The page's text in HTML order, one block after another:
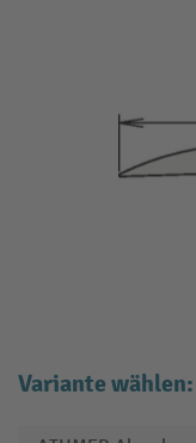
Variante wählen: